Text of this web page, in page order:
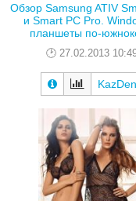
Обзор Samsung ATIV
и Smart PC Pro.
планшеты по-
27.02.2013
KazDen